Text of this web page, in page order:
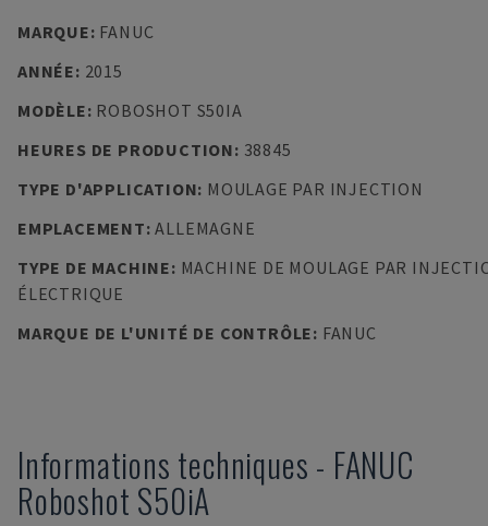
MARQUE: FANUC
ANNÉE: 2015
MODÈLE: ROBOSHOT S50IA
HEURES DE PRODUCTION: 38845
TYPE D'APPLICATION: MOULAGE PAR INJECTION
EMPLACEMENT:ALLEMAGNE
TYPE DE MACHINE: MACHINE DE MOULAGE PAR
ÉLECTRIQUE
MARQUE DE L'UNITÉ DE CONTRÔLE: FANUC
Informations techniques - FANUC
Roboshot S50iA